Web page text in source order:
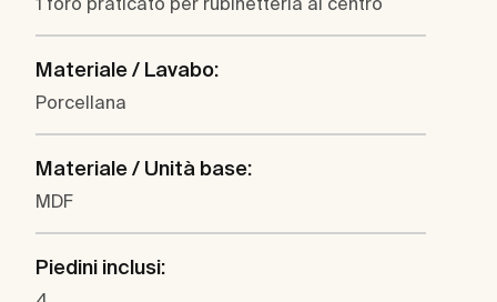
Materiale / Lavabo:
Porcellana
Materiale / Unità base:
MDF
Piedini inclusi: